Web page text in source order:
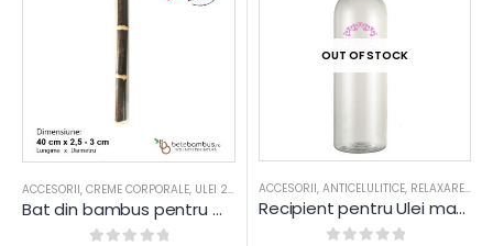
,ULEI DE PLANTE
ULEI DE PLANTE
ACCESORII, CREME CORPORALE, ULEI 250ML ,ULEI DE PLANTE
Bat din bambus pentru masaj 40 cm (2,5 – 3 cm grosime), Negru
OUT OF STOCK
ACCESORII, ANTICELULITICE, RELAXARE,
Recipient pentru Ulei masaj – 250 ml – Yamuna